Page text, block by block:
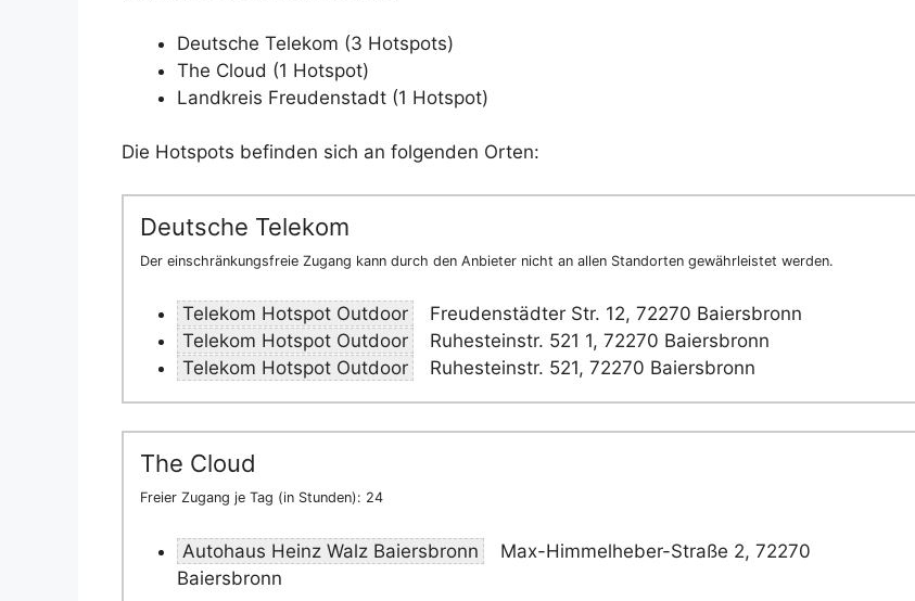
Deutsche Telekom (3 Hotspots)
The Cloud (1 Hotspot)
Landkreis Freudenstadt (1 Hotspot)
Die Hotspots befinden sich an folgenden Orten:
Deutsche Telekom
Der einschränkungsfreie Zugang kann durch den Anbieter nicht an allen Standorten gewährleistet werden.
Telekom Hotspot Outdoor
Freudenstädter Str. 12, 72270 Baiersbronn
Telekom Hotspot Outdoor
Ruhesteinstr. 521 1, 72270 Baiersbronn
Telekom Hotspot Outdoor
Ruhesteinstr. 521, 72270 Baiersbronn
The Cloud
Freier Zugang je Tag (in Stunden): 24
Autohaus Heinz Walz Baiersbronn
Max-Himmelheber-Straße 2, 72270
Baiersbronn